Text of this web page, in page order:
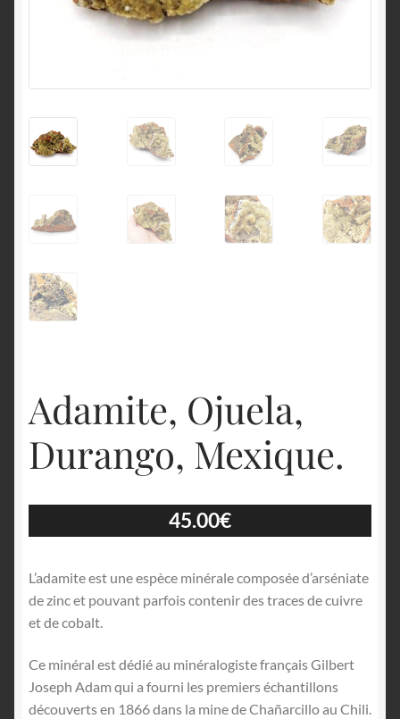
Adamite, Ojuela,
Durango, Mexique.
45.00€
L’adamite est une espèce minérale composée d’arséniate
de zinc et pouvant parfois contenir des traces de cuivre
et de cobalt.
Ce minéral est dédié au minéralogiste français Gilbert
Joseph Adam qui a fourni les premiers échantillons
découverts en 1866 dans la mine de Chañarcillo au Chili.